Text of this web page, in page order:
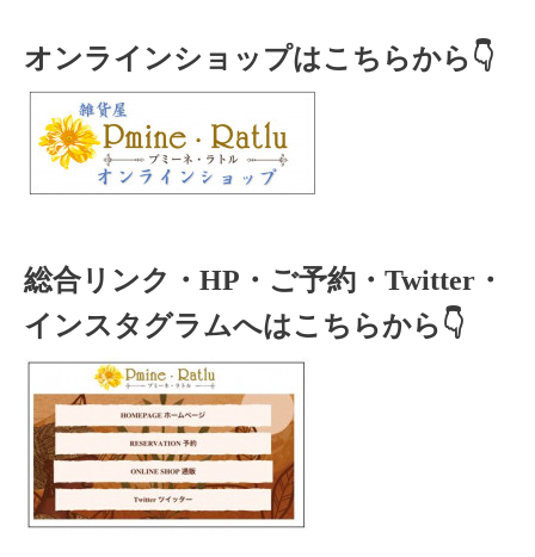
オンラインショップはこちらから👇
総合リンク・HP・ご予約・Twitter・
インスタグラムへはこちらから👇